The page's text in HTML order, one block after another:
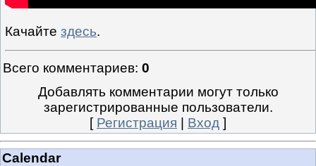
Качайте здесь.
Всего комментариев: 0
Добавлять комментарии могут только
зарегистрированные пользователи.
[ Регистрация Вход ]
Calendar